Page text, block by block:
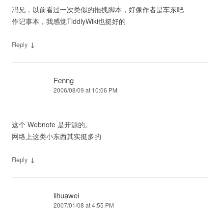
冯兄，以前看过一次类似的拖拽脚本，好像作者是车东吧
作记事本，我感觉TiddlyWiki也挺好的
Reply ↓
Fenng
2006/08/09 at 10:06 PM
这个 Webnote 是开源的。
网络上这类小东西其实挺多的
Reply ↓
lihuawei
2007/01/08 at 4:55 PM